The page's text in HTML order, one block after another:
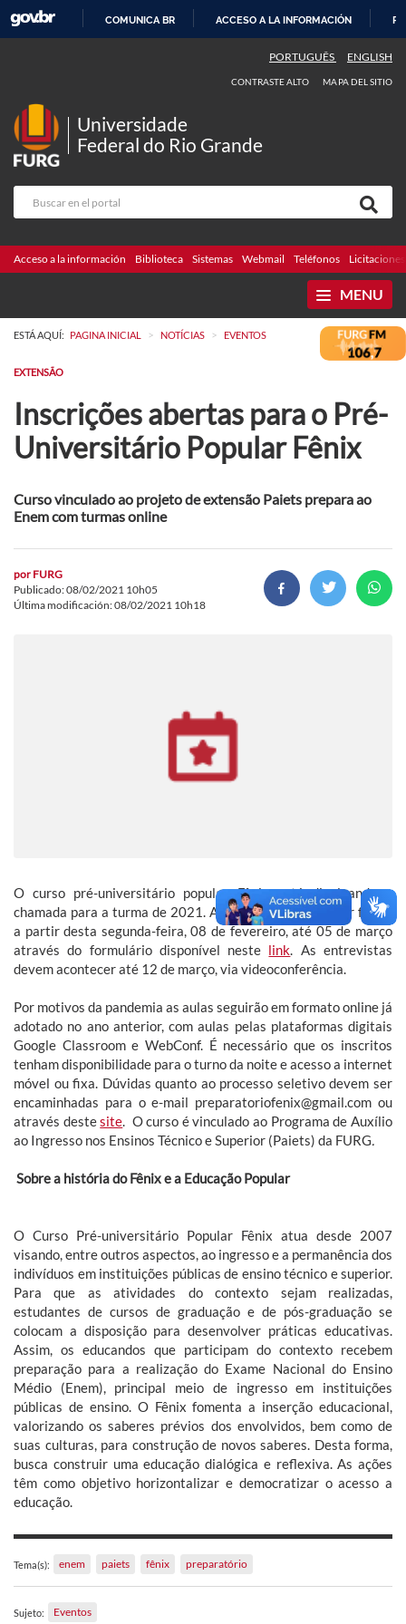
CONTENIDO
COMUNICA BR ACCESO A LA INFORMACIÓN
PORTUGUÊS ENGLISH
CONTRASTE ALTO MAPA DEL SITIO
Universidade
Federal do Rio Grande
Acceso a la información Biblioteca Sistemas Webmail Teléfonos Licitaciones
MENU
ESTÁ AQUÍ: PAGINA INICIAL > NOTÍCIAS > EVENTOS
EXTENSÃO
Inscrições abertas para o Pré-
Universitário Popular Fênix
Curso vinculado ao projeto de extensão Paiets prepara ao
Enem com turmas online
por FURG
Publicado: 08/02/2021 10h05
Última modificación: 08/02/2021 10h18
O curso pré-universitário popular Fênix está divulgando a
chamada para a turma de 2021. As inscrições podem ser feitas
a partir desta segunda-feira, 08 de fevereiro, até 05 de março
através do formulário disponível neste link. As entrevistas
devem acontecer até 12 de março, via videoconferência.
Por motivos da pandemia as aulas seguirão em formato online já
adotado no ano anterior, com aulas pelas plataformas digitais
Google Classroom e WebConf. É necessário que os inscritos
tenham disponibilidade para o turno da noite e acesso a internet
móvel ou fixa. Dúvidas quanto ao processo seletivo devem ser
encaminhadas para o e-mail preparatoriofenix@gmail.com ou
através destesite. O curso é vinculado ao Programa de Auxílio
ao Ingresso nos Ensinos Técnico e Superior (Paiets) da FURG.
Sobre a história do Fênix e a Educação Popular
O Curso Pré-universitário Popular Fênix atua desde 2007
visando, entre outros aspectos, ao ingresso e a permanência dos
indivíduos em instituições públicas de ensino técnico e superior.
Para que as atividades do contexto sejam realizadas,
estudantes de cursos de graduação e de pós-graduação se
colocam a disposição para desenvolver práticas educativas.
Assim, os educandos que participam do contexto recebem
preparação para a realização do Exame Nacional do Ensino
Médio (Enem), principal meio de ingresso em instituições
públicas de ensino. O Fênix fomenta a inserção educacional,
valorizando os saberes prévios dos envolvidos, bem como de
suas culturas, para construção de novos saberes. Desta forma,
busca construir uma educação dialógica e reflexiva. As ações
têm como objetivo horizontalizar e democratizar o acesso a
educação.
Tema(s): enem paiets fênix preparatório
Sujeto: Eventos